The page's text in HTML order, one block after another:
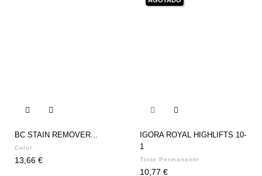

BC STAIN REMOVER...
Color
Precio
13,66 €

IGORA ROYAL HIGHLIFTS 10-
1
Tinte Permanente
Precio
10,77 €